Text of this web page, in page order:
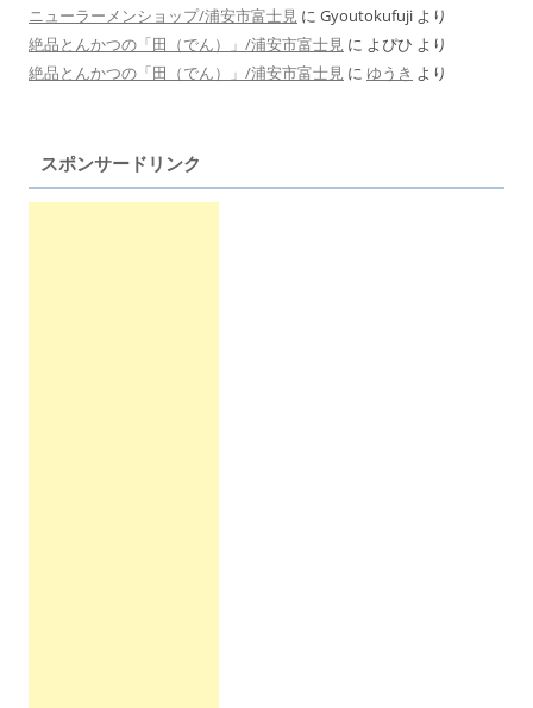
ニューラーメンショップ/浦安市富士見 に Gyoutokufuji より
絶品とんかつの「田（でん）」/浦安市富士見 に よぴひ より
絶品とんかつの「田（でん）」/浦安市富士見 に ゆうき より
スポンサードリンク